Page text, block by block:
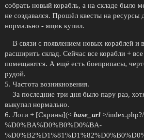
собрать новый корабль, а на складе было
не создавался. Прошёл квесты на ресурсы
нормально - ящик купил.
В связи с появлением новых кораблей и
расширить склад. Сейчас все корабли +
помещаются. А ещё есть боеприпасы,
рудой.
5. Частота возникновения.
За последние три дня было пару раз,
выкупал нормально.
6. Логи + [Скрины](< base_url >/
%D0%BA%D0%B0%D0%BA-